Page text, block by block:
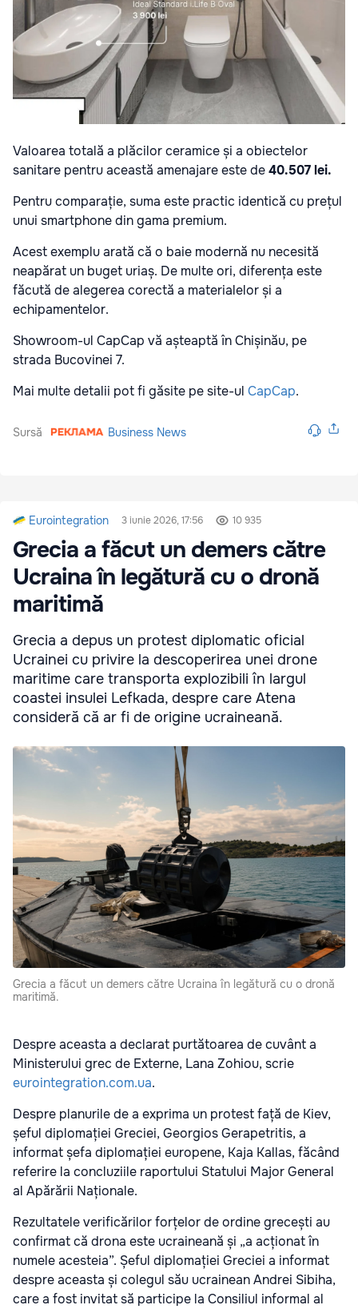
Valoarea totală a plăcilor ceramice și a obiectelor
sanitare pentru această amenajare este de40.507 lei.
Pentru comparație, suma este practic identică cu prețul
unui smartphone din gama premium.
Acest exemplu arată că o baie modernă nu necesită
neapărat un buget uriaș. De multe ori, diferența este
făcută de alegerea corectă a materialelor și a
echipamentelor.
Showroom-ul CapCap vă așteaptă în Chișinău, pe
strada Bucovinei 7.
Mai multe detalii pot fi găsite pe site-ul CapCap.
Sursă Business News
Eurointegration 3 iunie 2026, 17:56 10 935
Grecia a făcut un demers către
Ucraina în legătură cu o dronă
maritimă
Grecia a depus un protest diplomatic oficial
Ucrainei cu privire la descoperirea unei drone
maritime care transporta explozibili în largul
coastei insulei Lefkada, despre care Atena
consideră că ar fi de origine ucraineană.
Grecia a făcut un demers către Ucraina în legătură cu o dronă
maritimă.
Despre aceasta a declarat purtătoarea de cuvânt a
Ministerului grec de Externe, Lana Zohiou, scrie
eurointegration.com.ua.
Despre planurile de a exprima un protest față de Kiev,
șeful diplomației Greciei, Georgios Gerapetritis, a
informat șefa diplomației europene, Kaja Kallas, făcând
referire la concluziile raportului Statului Major General
al Apărării Naționale.
Rezultatele verificărilor forțelor de ordine grecești au
confirmat că drona este ucraineană și „a acționat în
numele acesteia”. Șeful diplomației Greciei a informat
despre aceasta și colegul său ucrainean Andrei Sibiha,
care a fost invitat să participe la Consiliul informal al